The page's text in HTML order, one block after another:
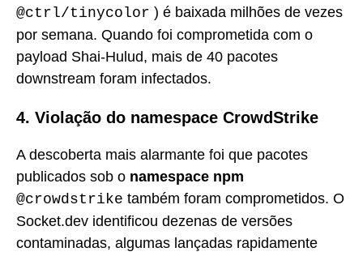
@ctrl/tinycolor ) é baixada milhões de vezes
por semana. Quando foi comprometida com o
payload Shai-Hulud, mais de 40 pacotes
downstream foram infectados.
4. Violação do namespace CrowdStrike
A descoberta mais alarmante foi que pacotes
publicados sob o namespace npm
@crowdstrike também foram comprometidos. O
Socket.dev identificou dezenas de versões
contaminadas, algumas lançadas rapidamente